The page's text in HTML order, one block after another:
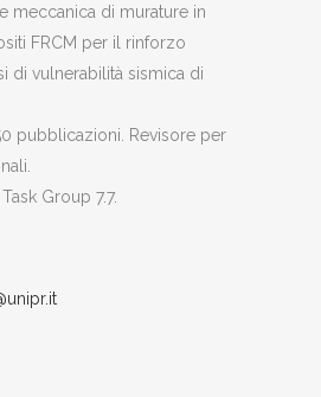
meccanica di murature in
FRCM per il rinforzo
di vulnerabilità sismica di
pubblicazioni. Revisore per
Group 7.7.